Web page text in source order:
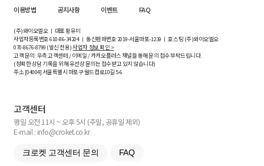
이용방법
공지사항 이벤트 FAQ
(주)와이오엘오 ㅣ 대표 황유미
사업자등록번호610-86-34204ㅣ 통신판매번호 2019-서울마포-1239 ㅣ 호스팅 (주)와이오엘오
070-8676-8799 (발신 전용)사업자 정보 확인 >
고객 문의: 우측 고객센터 / 이메일 / 카카오플러스 채널을 통해 문의 접수 부탁드립니다.
(정확한 상담 기록을 위해 유선상 문의는 접수받고 있지 않습니다)
주소 [04004] 서울특별시 마포구 월드컵로10길5-6
고객센터
평일 오전 11시 ~ 오후 5시 (주말, 공휴일 제외)
E-mail : info@croket.co.kr
크로켓 고객센터 문의 FAQ